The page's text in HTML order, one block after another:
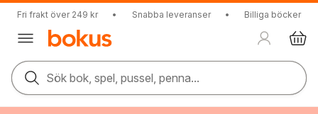
Fri frakt över 249 kr • Snabba leveranser • Billiga böcker
Sök bok, spel, pussel, penna...